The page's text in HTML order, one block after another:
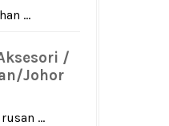
...
/
Johor
...